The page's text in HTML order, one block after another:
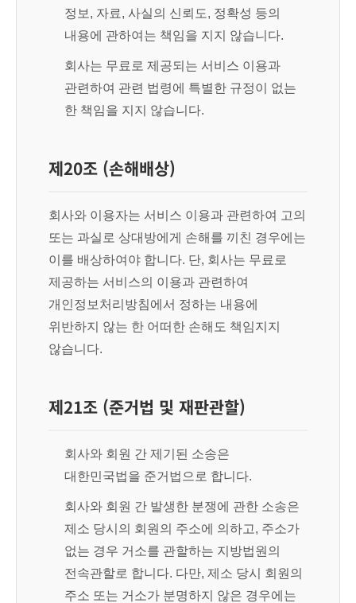
정보, 자료, 사실의 신뢰도, 정확성 등의
내용에 관하여는 책임을 지지 않습니다.
회사는 무료로 제공되는 서비스 이용과
관련하여 관련 법령에 특별한 규정이 없는
한 책임을 지지 않습니다.
제20조 (손해배상)
회사와 이용자는 서비스 이용과 관련하여 고의
또는 과실로 상대방에게 손해를 끼친 경우에는
이를 배상하여야 합니다. 단, 회사는 무료로
제공하는 서비스의 이용과 관련하여
개인정보처리방침에서 정하는 내용에
위반하지 않는 한 어떠한 손해도 책임지지
않습니다.
제21조 (준거법 및 재판관할)
회사와 회원 간 제기된 소송은
대한민국법을 준거법으로 합니다.
회사와 회원 간 발생한 분쟁에 관한 소송은
제소 당시의 회원의 주소에 의하고, 주소가
없는 경우 거소를 관할하는 지방법원의
전속관할로 합니다. 다만, 제소 당시 회원의
주소 또는 거소가 분명하지 않은 경우에는